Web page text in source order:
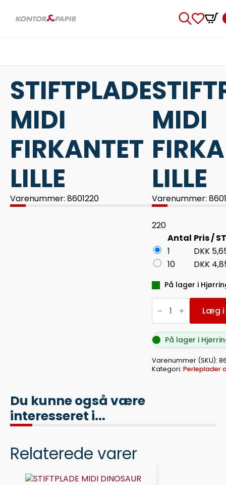
STIFTPLADE
MIDI
FIRKANTET
LILLE
Varenummer: 8601220
MIDI
LILLE
Varenummer:
220
Antal Pris /
1
DKK
10
DKK
På lager i
STIFTPLADE
MIDI
FIRKANTET
LILLE
antal
Læg i
På lager i
Varenummer (SKU):
Kategori: Perleplader
Du kunne også være
interesseret i...
Relaterede varer